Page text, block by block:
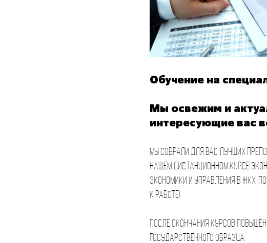
Обучение на
Мы освежим и
интересующие вас
Мы собрали для Вас лучших
нашем дистанционном курсе
экономики и управления в ЖКХ,
к работе!
После окончания курсов
государственного образца.